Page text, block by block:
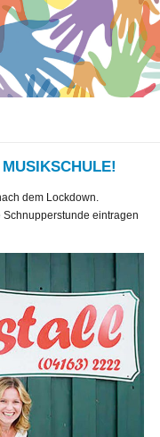
dem Lockdown.
Schnupperstunde eintragen